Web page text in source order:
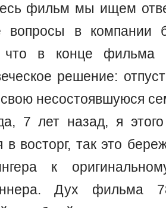
фильм мы ищем
вопросы в
что в конце фильма
решение:
свою несостоявшуюся
7 лет назад, я
в восторг, так это
к
Дух фильма